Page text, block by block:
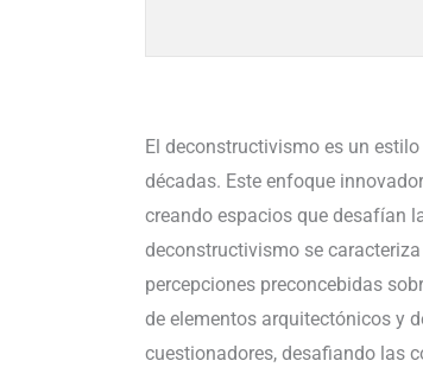
El deconstructivismo es un
décadas. Este enfoque
creando espacios que desafían
deconstructivismo se
percepciones preconcebidas
de elementos arquitectónicos y
cuestionadores, desafiando las